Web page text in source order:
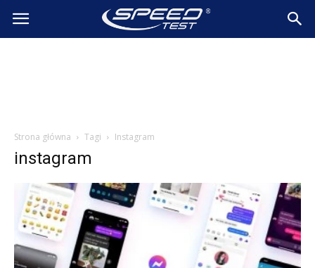
SpeedTest.pl
Strona główna Tagi Instagram
instagram